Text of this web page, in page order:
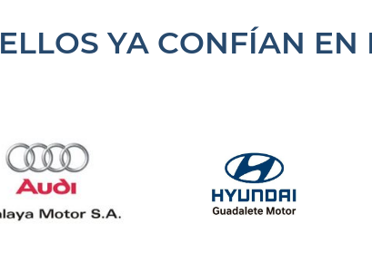
ELLOS YA CONFÍAN EN